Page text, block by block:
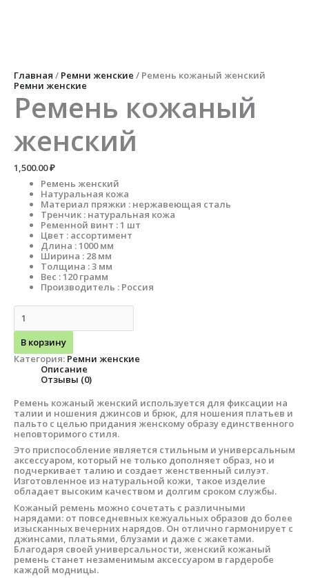
Главная / Ремни женские / Ремень кожаный женский
Ремни женские
Ремень кожаный
женский
1,500.00₽
Ремень женский
Натуральная кожа
Материал пряжки : нержавеющая сталь
Тренчик : натуральная кожа
Ременной винт : 1 шт
Цвет : ассортимент
Длина : 1000 мм
Ширина : 28 мм
Толщина : 3 мм
Вес : 120 грамм
Производитель : Россия
кожаный
женский
В корзину
Категория: Ремни женские
Описание
Отзывы (0)
Ремень кожаный женский используется для фиксации на
талии и ношения джинсов и брюк, для ношения платьев и
пальто с целью придания женскому образу единственного
неповторимого стиля.
Это приспособление является стильным и универсальным
аксессуаром, который не только дополняет образ, но и
подчеркивает талию и создает женственный силуэт.
Изготовленное из натуральной кожи, такое изделие
обладает высоким качеством и долгим сроком службы.
Кожаный ремень можно сочетать с различными
нарядами: от повседневных кежуальных образов до более
изысканных вечерних нарядов. Он отлично гармонирует с
джинсами, платьями, блузами и даже с жакетами.
Благодаря своей универсальности, женский кожаный
ремень станет незаменимым аксессуаром в гардеробе
каждой модницы.